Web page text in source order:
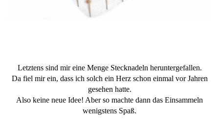
Letztens sind mir eine Menge Stecknadeln heruntergefallen.
Da fiel mir ein, dass ich solch ein Herz schon einmal vor Jahren
gesehen hatte.
Also keine neue Idee! Aber so machte dann das Einsammeln
wenigstens Spaß.